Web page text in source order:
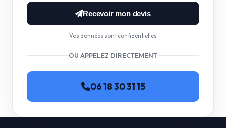
Recevoir mon devis
Vos données sont confidentielles
OU APPELEZ DIRECTEMENT
06 18 30 31 15